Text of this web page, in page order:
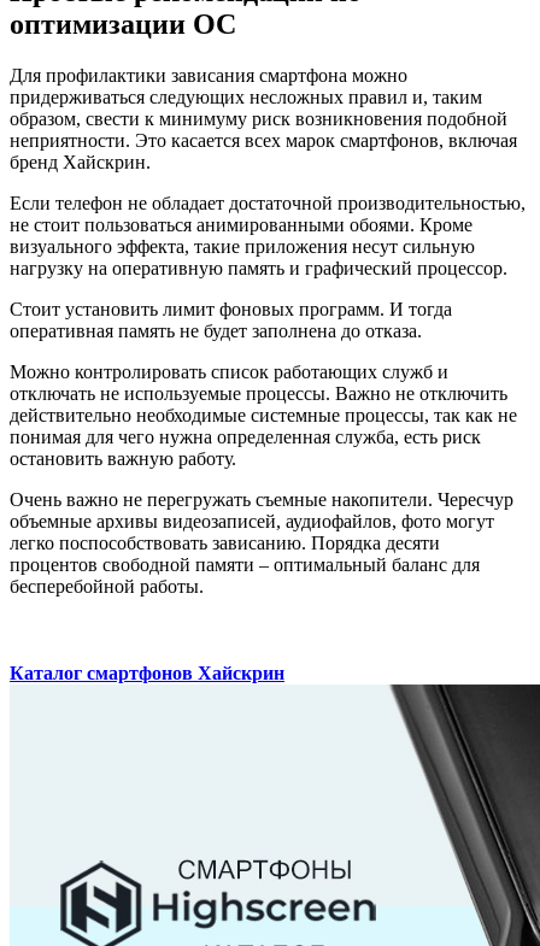
оптимизации ОС
Для профилактики зависания смартфона можно
придерживаться следующих несложных правил и, таким
образом, свести к минимуму риск возникновения подобной
неприятности. Это касается всех марок смартфонов, включая
бренд Хайскрин.
Если телефон не обладает достаточной производительностью,
не стоит пользоваться анимированными обоями. Кроме
визуального эффекта, такие приложения несут сильную
нагрузку на оперативную память и графический процессор.
Стоит установить лимит фоновых программ. И тогда
оперативная память не будет заполнена до отказа.
Можно контролировать список работающих служб и
отключать не используемые процессы. Важно не отключить
действительно необходимые системные процессы, так как не
понимая для чего нужна определенная служба, есть риск
остановить важную работу.
Очень важно не перегружать съемные накопители. Чересчур
объемные архивы видеозаписей, аудиофайлов, фото могут
легко поспособствовать зависанию. Порядка десяти
процентов свободной памяти – оптимальный баланс для
бесперебойной работы.
Каталог смартфонов Хайскрин